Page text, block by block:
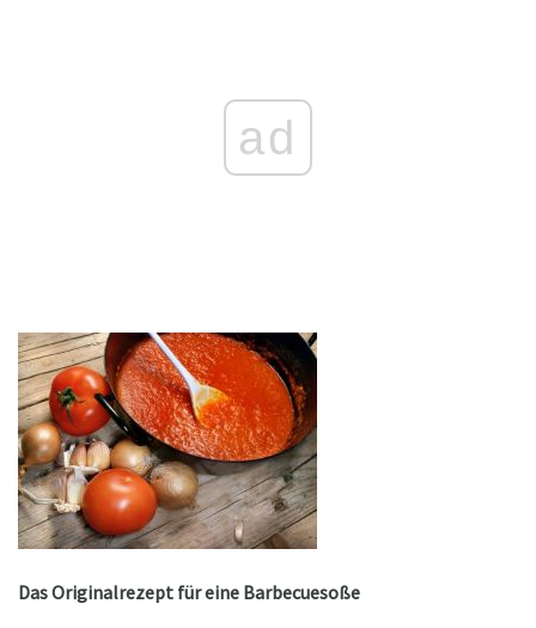
ad
Das Originalrezept für eine Barbecuesoße